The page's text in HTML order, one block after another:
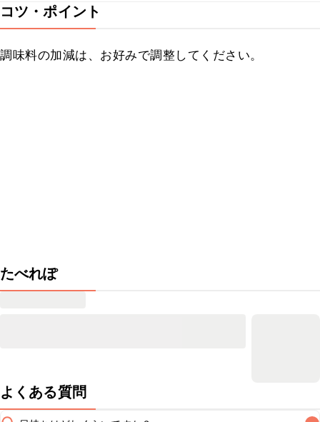
コツ・ポイント
調味料の加減は、お好みで調整してください。
たべれぽ
よくある質問